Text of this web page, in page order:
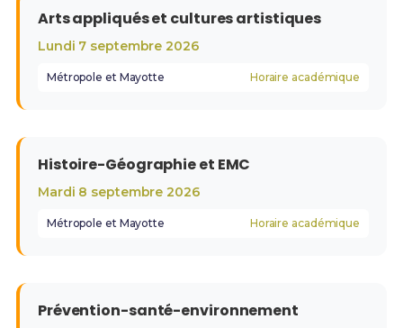
Arts appliqués et cultures artistiques
Lundi 7 septembre 2026
Métropole et Mayotte Horaire académique
Histoire-Géographie et EMC
Mardi 8 septembre 2026
Métropole et Mayotte Horaire académique
Prévention-santé-environnement